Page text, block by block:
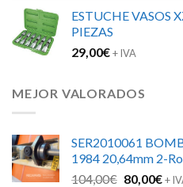
ESTUCHE VASOS
PIEZAS
29,00€+ IVA
MEJOR VALORADOS
SER2010061
1984 20,64mm 2-
104,00€ El
80,00€El
+